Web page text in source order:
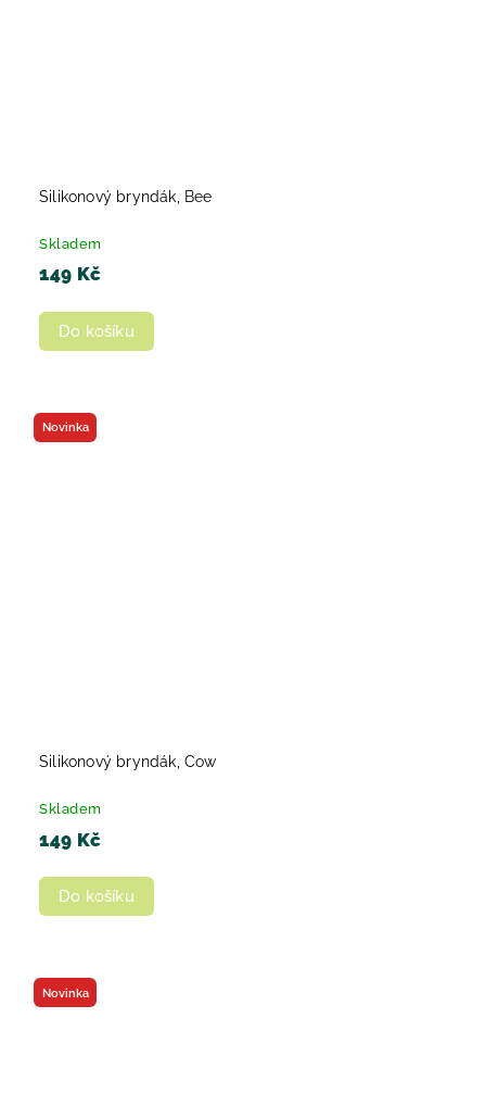
Silikonový bryndák, Bee
Skladem
149 Kč
Do košíku
Novinka
Silikonový bryndák, Cow
Skladem
149 Kč
Do košíku
Novinka